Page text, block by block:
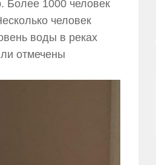
Более 1000 человек
человек
воды в реках
отмечены